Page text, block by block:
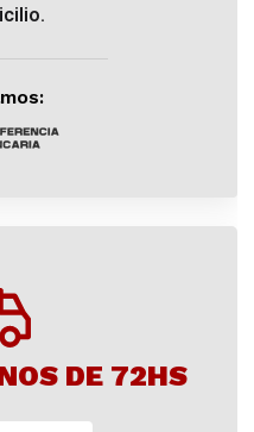
DE 72HS